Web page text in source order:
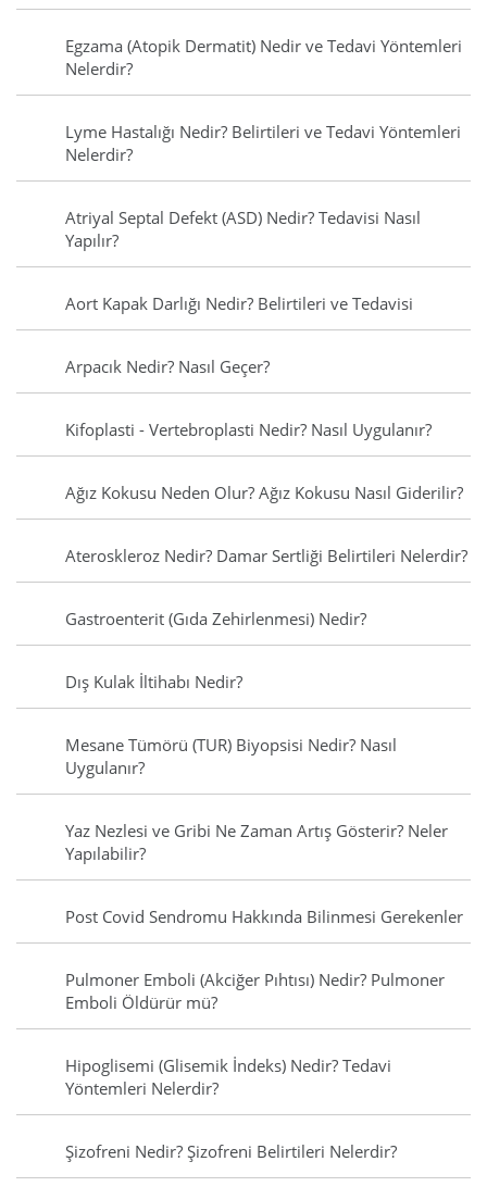
Egzama (Atopik Dermatit) Nedir ve Tedavi Yöntemleri
Nelerdir?
Lyme Hastalığı Nedir? Belirtileri ve Tedavi Yöntemleri
Nelerdir?
Atriyal Septal Defekt (ASD) Nedir? Tedavisi Nasıl
Yapılır?
Aort Kapak Darlığı Nedir? Belirtileri ve Tedavisi
Arpacık Nedir? Nasıl Geçer?
Kifoplasti - Vertebroplasti Nedir? Nasıl Uygulanır?
Ağız Kokusu Neden Olur? Ağız Kokusu Nasıl Giderilir?
Ateroskleroz Nedir? Damar Sertliği Belirtileri Nelerdir?
Gastroenterit (Gıda Zehirlenmesi) Nedir?
Dış Kulak İltihabı Nedir?
Mesane Tümörü (TUR) Biyopsisi Nedir? Nasıl
Uygulanır?
Yaz Nezlesi ve Gribi Ne Zaman Artış Gösterir? Neler
Yapılabilir?
Post Covid Sendromu Hakkında Bilinmesi Gerekenler
Pulmoner Emboli (Akciğer Pıhtısı) Nedir? Pulmoner
Emboli Öldürür mü?
Hipoglisemi (Glisemik İndeks) Nedir? Tedavi
Yöntemleri Nelerdir?
Şizofreni Nedir? Şizofreni Belirtileri Nelerdir?